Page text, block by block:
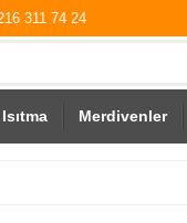
311 74 24
Isıtma Merdivenler